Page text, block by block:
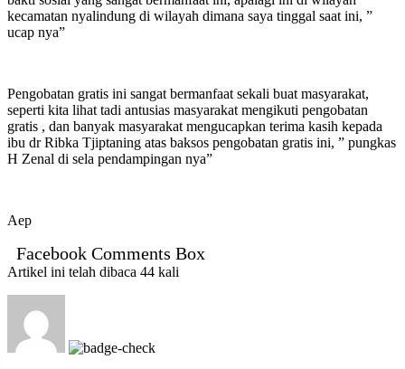
kecamatan nyalindung di wilayah dimana saya tinggal saat ini, ”
ucap nya”
Pengobatan gratis ini sangat bermanfaat sekali buat masyarakat,
seperti kita lihat tadi antusias masyarakat mengikuti pengobatan
gratis , dan banyak masyarakat mengucapkan terima kasih kepada
ibu dr Ribka Tjiptaning atas baksos pengobatan gratis ini, ” pungkas
H Zenal di sela pendampingan nya”
Aep
Facebook Comments Box
Artikel ini telah dibaca 44 kali